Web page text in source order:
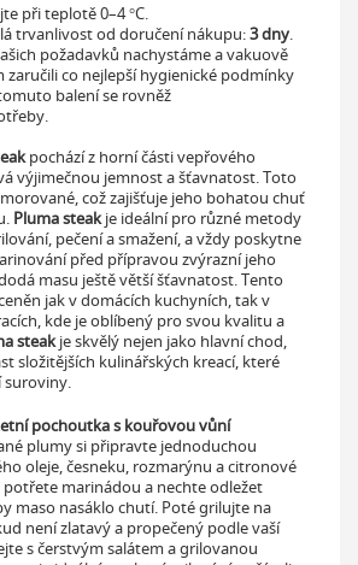
při teplotě 0–4 °C.
trvanlivost od doručení nákupu:3 dny.
požadavků nachystáme a vakuově
zaručili co nejlepší hygienické podmínky
balení se rovněž
pochází z horní části vepřového
výjimečnou jemnost a šťavnatost. Toto
což zajišťuje jeho bohatou chuť
Pluma steakje ideální pro různé metody
pečení a smažení, a vždy poskytne
před přípravou zvýrazní jeho
masu ještě větší šťavnatost. Tento
jak v domácích kuchyních, tak v
kde je oblíbený pro svou kvalitu a
steakje skvělý nejen jako hlavní chod,
složitějších kulinářských kreací, které
pochoutka s kouřovou vůní
plumy si připravte jednoduchou
oleje, česneku, rozmarýnu a citronové
potřete marinádou a nechte odležet
maso nasáklo chutí. Poté grilujte na
není zlatavý a propečený podle vaší
s čerstvým salátem a grilovanou